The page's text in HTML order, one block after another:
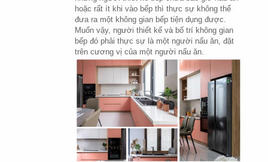
hoặc rất ít khi vào bếp thì thực sự không thể
đưa ra một không gian bếp tiện dụng được.
Muốn vậy, người thiết kế và bố trí không gian
bếp đó phải thực sự là một người nấu ăn, đặt
trên cương vị của một người nấu ăn.